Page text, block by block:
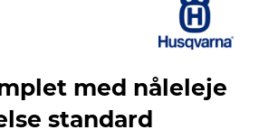
med nåleleje
standard